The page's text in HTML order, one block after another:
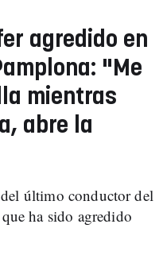
agredido en
"Me
mientras
abre la
último conductor del
ha sido agredido